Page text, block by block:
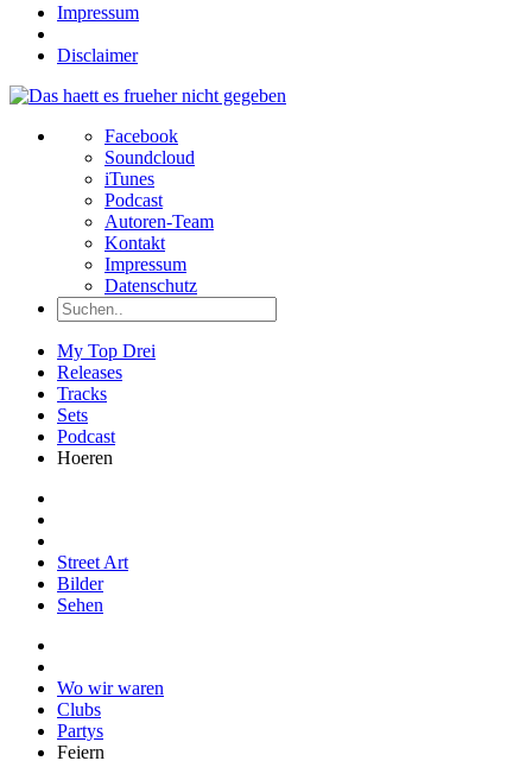
Impressum
Disclaimer
Facebook
Soundcloud
iTunes
Podcast
Autoren-Team
Kontakt
Impressum
Datenschutz
My Top Drei
Releases
Tracks
Sets
Podcast
Hoeren
Street Art
Bilder
Sehen
Wo wir waren
Clubs
Partys
Feiern